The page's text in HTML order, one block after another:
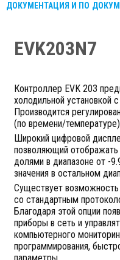
ДОКУМЕНТАЦИЯ И ПО
EVK203N7
Контроллер EVK 203
холодильной установкой
Производится
(по времени/
Широкий цифровой
позволяющий
долями в диапазоне от -
значения в остальном
Существует возможность
со стандартным
Благодаря этой опции
приборы в сеть и
компьютерного
программирования,